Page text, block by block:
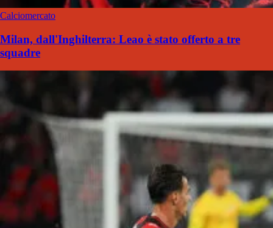
Calciomercato
Milan, dall'Inghilterra: Leao è stato offerto a tre
squadre